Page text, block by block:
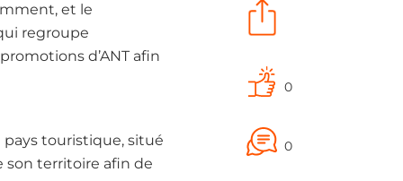
0
0
et le
regroupe
d’ANT afin
pays touristique, situé
son territoire afin de